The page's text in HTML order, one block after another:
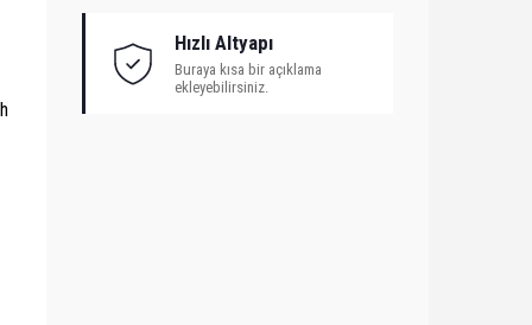
Hızlı Altyapı
Buraya kısa bir açıklama
ekleyebilirsiniz.